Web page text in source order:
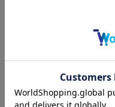
メールアドレスとパスワード